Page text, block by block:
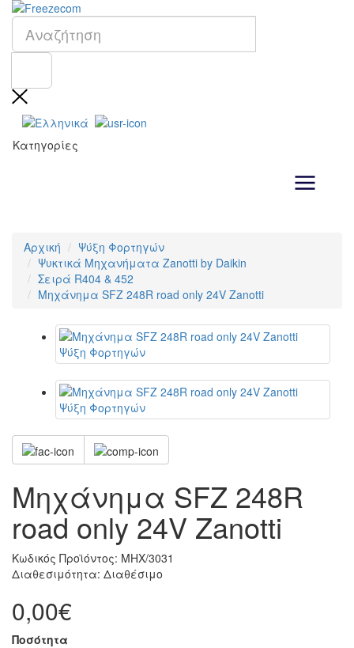
Κατηγορίες
Αρχική
Ψύξη Φορτηγών
Ψυκτικά Μηχανήματα Zanotti by Daikin
Σειρά R404 & 452
Μηχάνημα SFZ 248R road only 24V Zanotti
Μηχάνημα SFZ 248R
road only 24V Zanotti
Κωδικός Προϊόντος: ΜΗΧ/3031
Διαθεσιμότητα: Διαθέσιμο
0,00€
Ποσότητα